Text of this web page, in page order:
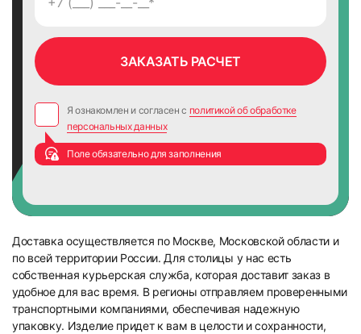
53
Я ознакомлен и согласен с политикой об обработке
персональных данных
Поле обязательно для заполнения
Доставка осуществляется по Москве, Московской области и
по всей территории России. Для столицы у нас есть
собственная курьерская служба, которая доставит заказ в
удобное для вас время. В регионы отправляем проверенными
транспортными компаниями, обеспечивая надежную
упаковку. Изделие придет к вам в целости и сохранности,